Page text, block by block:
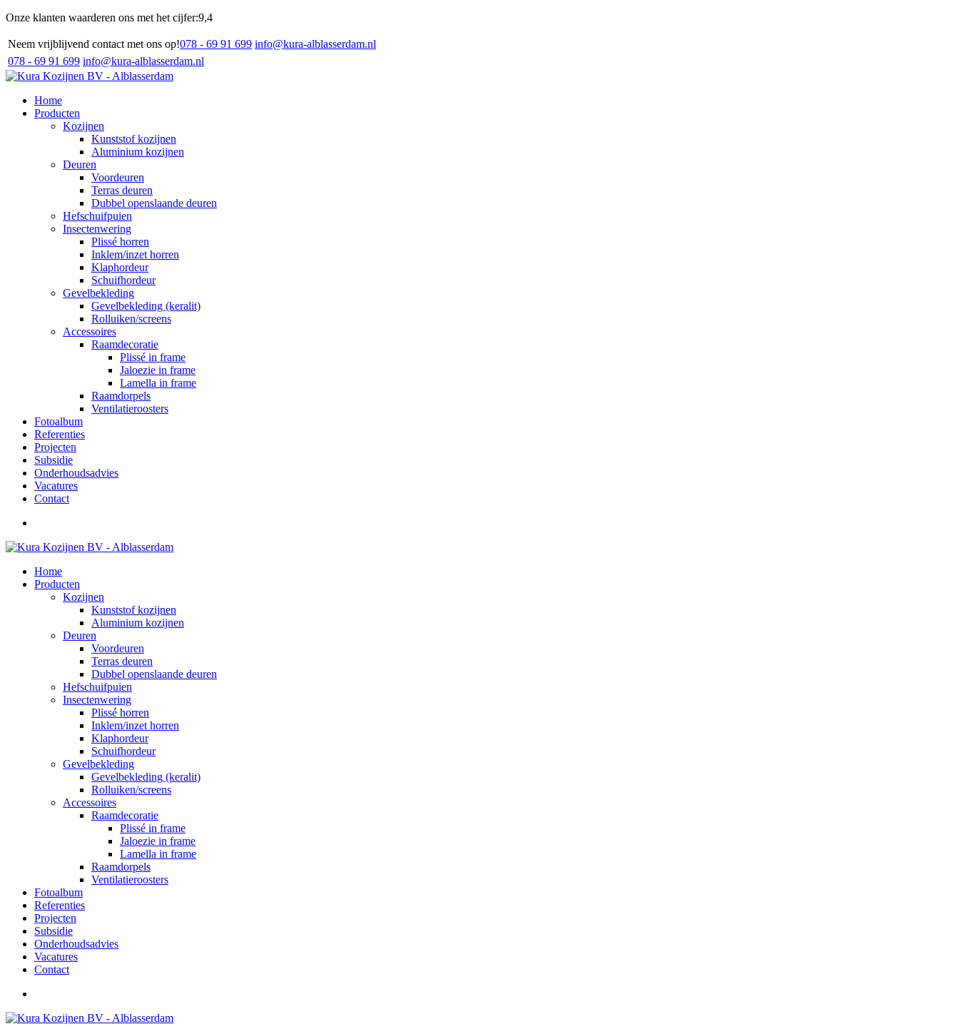
Onze klanten waarderen ons met het cijfer:9,4
Neem vrijblijvend contact met ons op!078 - 69 91 699 info@kura-alblasserdam.nl
078 - 69 91 699 info@kura-alblasserdam.nl
Home
Producten
Kozijnen
Kunststof kozijnen
Aluminium kozijnen
Deuren
Voordeuren
Terras deuren
Dubbel openslaande deuren
Hefschuifpuien
Insectenwering
Plissé horren
Inklem/inzet horren
Klaphordeur
Schuifhordeur
Gevelbekleding
Gevelbekleding (keralit)
Rolluiken/screens
Accessoires
Raamdecoratie
Plissé in frame
Jaloezie in frame
Lamella in frame
Raamdorpels
Ventilatieroosters
Fotoalbum
Referenties
Projecten
Subsidie
Onderhoudsadvies
Vacatures
Contact
Home
Producten
Kozijnen
Kunststof kozijnen
Aluminium kozijnen
Deuren
Voordeuren
Terras deuren
Dubbel openslaande deuren
Hefschuifpuien
Insectenwering
Plissé horren
Inklem/inzet horren
Klaphordeur
Schuifhordeur
Gevelbekleding
Gevelbekleding (keralit)
Rolluiken/screens
Accessoires
Raamdecoratie
Plissé in frame
Jaloezie in frame
Lamella in frame
Raamdorpels
Ventilatieroosters
Fotoalbum
Referenties
Projecten
Subsidie
Onderhoudsadvies
Vacatures
Contact